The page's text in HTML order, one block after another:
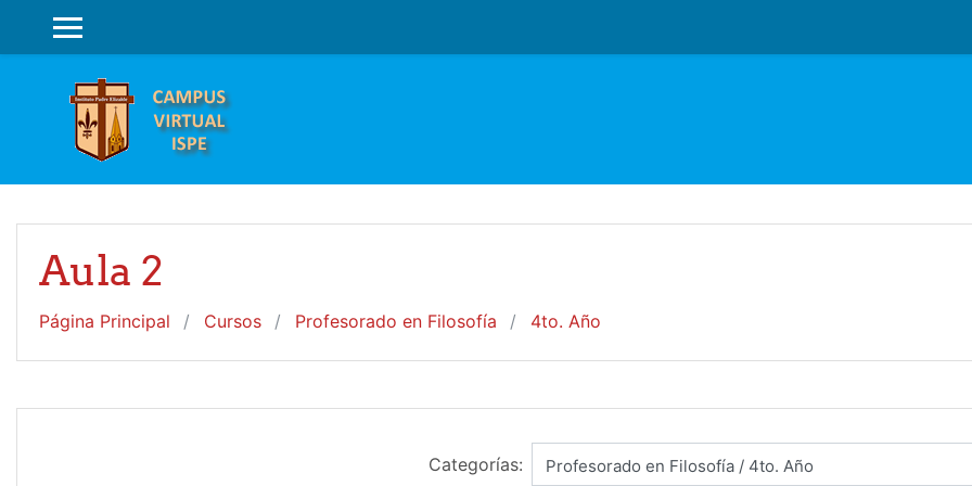
PANEL LATERAL
Aula 2
Página Principal Cursos Profesorado en Filosofía 4to. Año
Categorías: